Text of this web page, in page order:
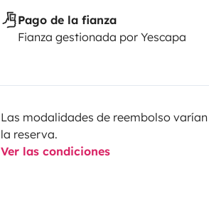
Pago de la fianza
Fianza gestionada por Yescapa
Las modalidades de reembolso
la reserva.
Ver las condiciones